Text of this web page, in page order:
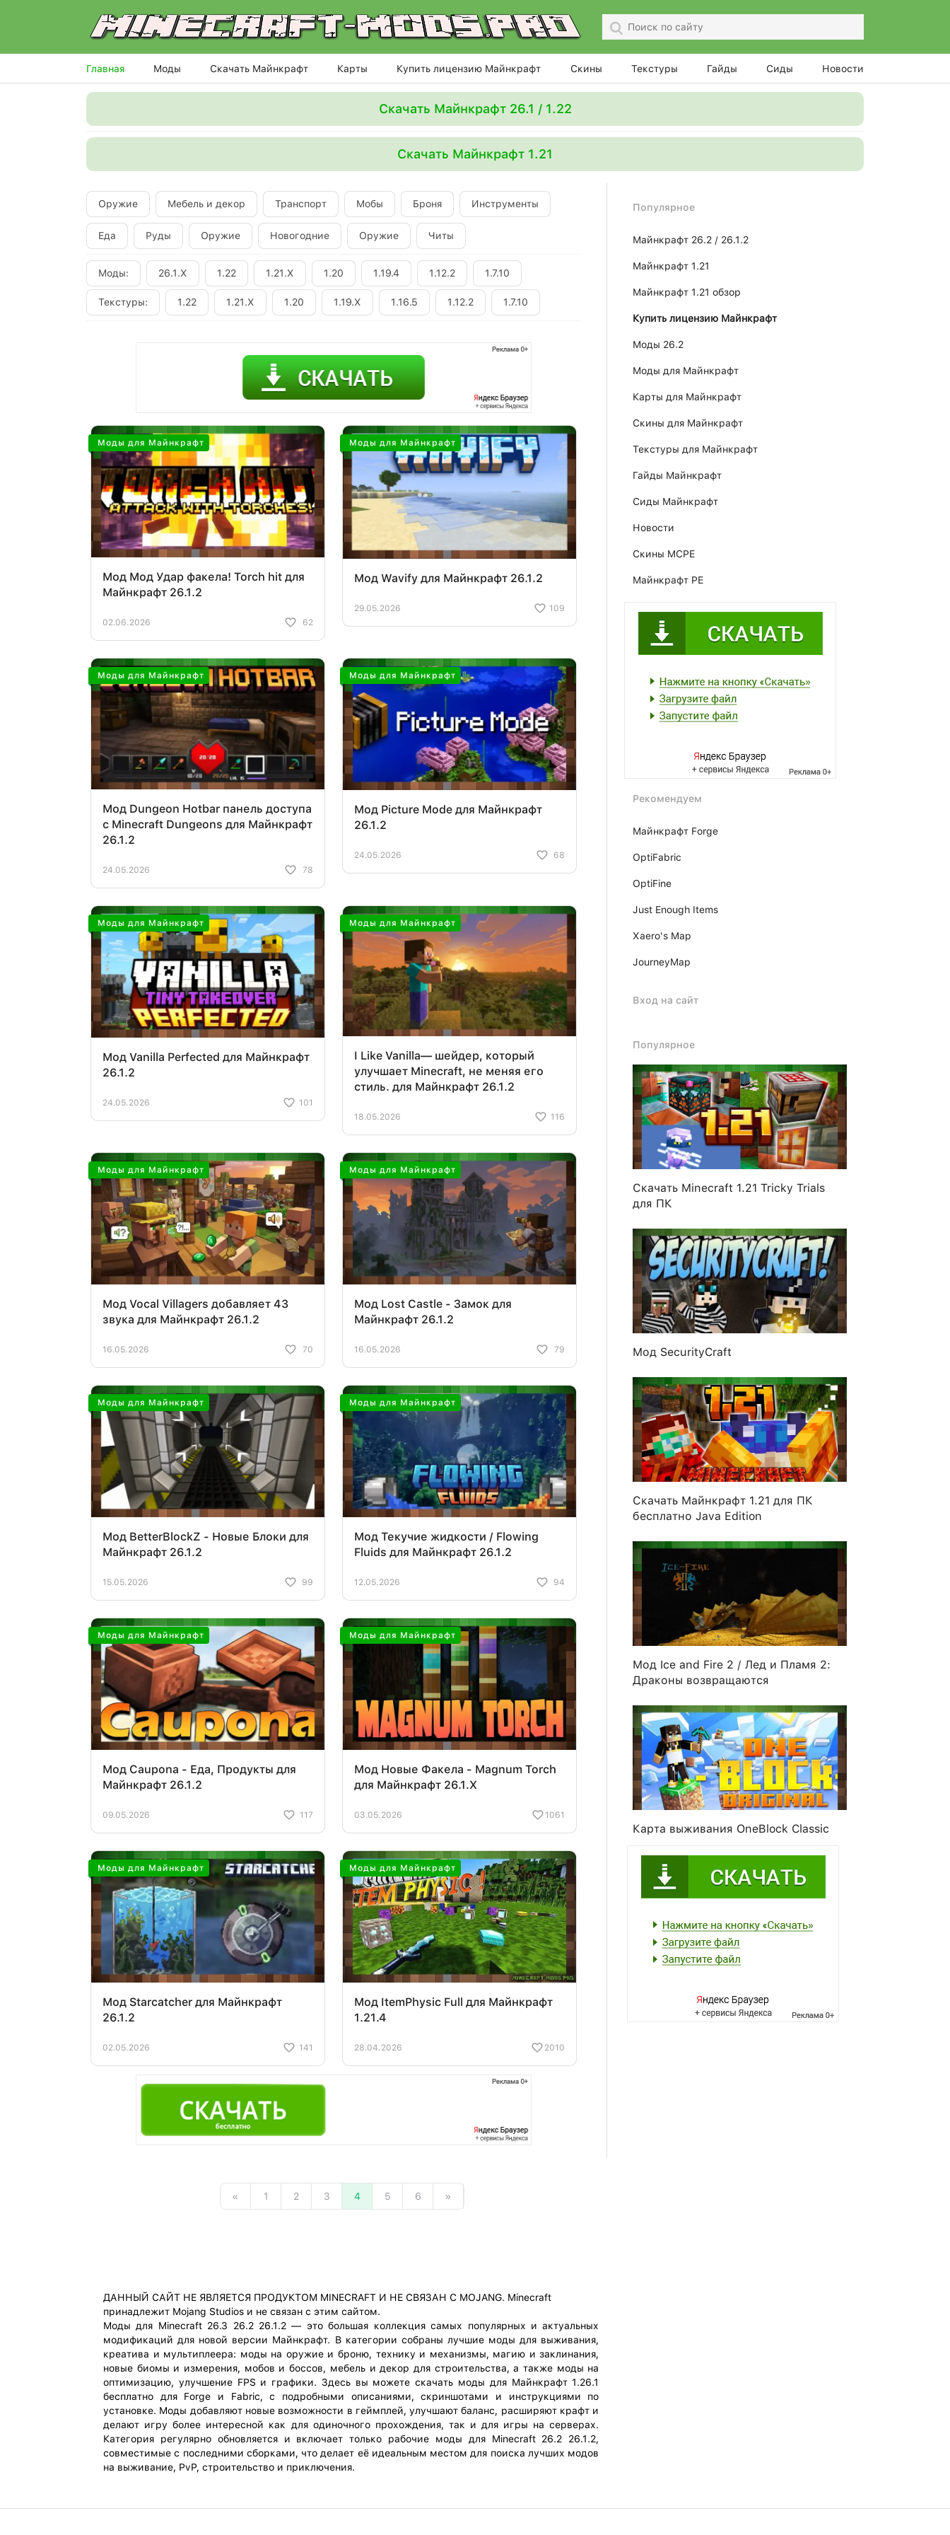
Главная Моды Скачать Майнкрафт Карты Купить лицензию Майнкрафт Скины Текстуры Гайды Сиды Новости
Скачать Майнкрафт 26.1 / 1.22
Скачать Майнкрафт 1.21
Оружие Мебель и декор Транспорт Мобы Броня Инструменты
Еда Руды Оружие Новогодние Оружие Читы
Моды: 26.1.X 1.22 1.21.X 1.20 1.19.4 1.12.2 1.7.10
Текстуры: 1.22 1.21.X 1.20 1.19.X 1.16.5 1.12.2 1.7.10
Моды для Майнкрафт
Мод Мод Удар факела! Torch hit для
Майнкрафт 26.1.2
02.06.2026 62
Моды для Майнкрафт
Мод Wavify для Майнкрафт 26.1.2
29.05.2026 109
Моды для Майнкрафт
Мод Dungeon Hotbar панель доступа
с Minecraft Dungeons для Майнкрафт
26.1.2
24.05.2026 78
Моды для Майнкрафт
Мод Picture Mode для Майнкрафт
26.1.2
24.05.2026 68
Моды для Майнкрафт
Мод Vanilla Perfected для Майнкрафт
26.1.2
24.05.2026 101
Моды для Майнкрафт
I Like Vanilla— шейдер, который
улучшает Minecraft, не меняя его
стиль. для Майнкрафт 26.1.2
18.05.2026 116
Моды для Майнкрафт
Мод Vocal Villagers добавляет 43
звука для Майнкрафт 26.1.2
16.05.2026 70
Моды для Майнкрафт
Мод Lost Castle - Замок для
Майнкрафт 26.1.2
16.05.2026 79
Моды для Майнкрафт
Мод BetterBlockZ - Новые Блоки для
Майнкрафт 26.1.2
15.05.2026 99
Моды для Майнкрафт
Мод Текучие жидкости / Flowing
Fluids для Майнкрафт 26.1.2
12.05.2026 94
Моды для Майнкрафт
Мод Caupona - Еда, Продукты для
Майнкрафт 26.1.2
09.05.2026 117
Моды для Майнкрафт
Мод Новые Факела - Magnum Torch
для Майнкрафт 26.1.X
03.05.2026 1061
Моды для Майнкрафт
Мод Starcatcher для Майнкрафт
26.1.2
02.05.2026 141
Моды для Майнкрафт
Мод ItemPhysic Full для Майнкрафт
1.21.4
28.04.2026 2010
« 1 2 3 4 5 6 »
Популярное
Майнкрафт 26.2 / 26.1.2
Майнкрафт 1.21
Майнкрафт 1.21 обзор
Купить лицензию Майнкрафт
Моды 26.2
Моды для Майнкрафт
Карты для Майнкрафт
Скины для Майнкрафт
Текстуры для Майнкрафт
Гайды Майнкрафт
Сиды Майнкрафт
Новости
Скины MCPE
Майнкрафт PE
Рекомендуем
Майнкрафт Forge
OptiFabric
OptiFine
Just Enough Items
Xаero's Mаp
JourneyMap
Вход на сайт
Популярное
Скачать Minecraft 1.21 Tricky Trials
для ПК
Мод SecurityCraft
Скачать Майнкрафт 1.21 для ПК
бесплатно Java Edition
Мод Ice and Fire 2 / Лед и Пламя 2:
Драконы возвращаются
Карта выживания OneBlock Classic
ДАННЫЙ САЙТ НЕ ЯВЛЯЕТСЯ ПРОДУКТОМ MINECRAFT И НЕ СВЯЗАН С MOJANG. Minecraft
принадлежит Mojang Studios и не связан с этим сайтом.
Моды для Minecraft 26.3 26.2 26.1.2 — это большая коллекция самых популярных и актуальных
модификаций для новой версии Майнкрафт. В категории собраны лучшие моды для выживания,
креатива и мультиплеера: моды на оружие и броню, технику и механизмы, магию и заклинания,
новые биомы и измерения, мобов и боссов, мебель и декор для строительства, а также моды на
оптимизацию, улучшение FPS и графики. Здесь вы можете скачать моды для Майнкрафт 1.26.1
бесплатно для Forge и Fabric, с подробными описаниями, скриншотами и инструкциями по
установке. Моды добавляют новые возможности в геймплей, улучшают баланс, расширяют крафт и
делают игру более интересной как для одиночного прохождения, так и для игры на серверах.
Категория регулярно обновляется и включает только рабочие моды для Minecraft 26.2 26.1.2,
совместимые с последними сборками, что делает её идеальным местом для поиска лучших модов
на выживание, PvP, строительство и приключения.